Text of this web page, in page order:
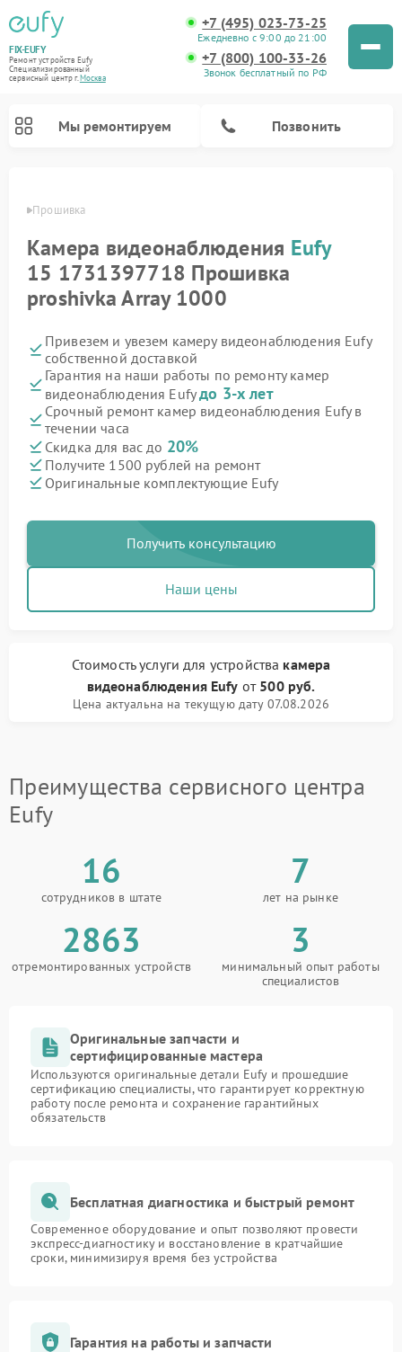
FIX-EUFY
Ремонт устройств Eufy
Специализированный
cервисный центр г.Москва
+7 (495) 023-73-25
Ежедневно с 9:00 до 21:00
+7 (800) 100-33-26
Звонок бесплатный по РФ
Мы ремонтируем Позвонить
Eufy Прошивка
Камера видеонаблюдения Eufy
15 1731397718 Прошивка
proshivka Array 1000
Привезем и увезем камеру видеонаблюдения Eufy
собственной доставкой
Гарантия на наши работы по ремонту камер
видеонаблюдения Eufyдо 3-х лет
Срочный ремонт камер видеонаблюдения Eufy в
течении часа
Скидка для вас до 20%
Получите 1500 рублей на ремонт
Оригинальные комплектующие Eufy
Получить консультацию
Наши цены
Стоимость услугидля устройства камера
видеонаблюдения Eufy от 500 руб.
Цена актуальна на текущую дату 07.08.2026
Преимущества сервисного центра
Eufy
16
сотрудников в штате
7
лет на рынке
2863
отремонтированных устройств
3
минимальный опыт работы
специалистов
Оригинальные запчасти и
сертифицированные мастера
Используются оригинальные детали Eufy и прошедшие
сертификацию специалисты, что гарантирует корректную
работу после ремонта и сохранение гарантийных
обязательств
Бесплатная диагностика и быстрый ремонт
Современное оборудование и опыт позволяют провести
экспресс-диагностику и восстановление в кратчайшие
сроки, минимизируя время без устройства
Гарантия на работы и запчасти